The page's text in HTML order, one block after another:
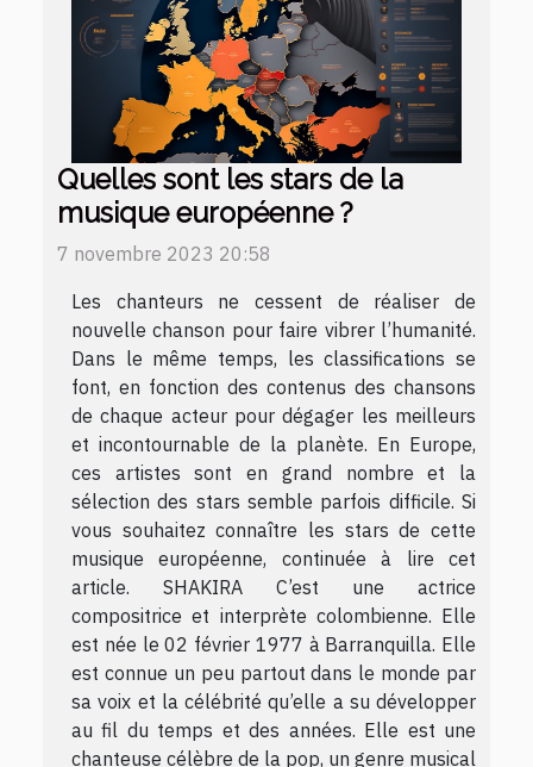
Quelles sont les stars de la
musique européenne ?
7 novembre 2023 20:58
Les chanteurs ne cessent de réaliser de
nouvelle chanson pour faire vibrer l’humanité.
Dans le même temps, les classifications se
font, en fonction des contenus des chansons
de chaque acteur pour dégager les meilleurs
et incontournable de la planète. En Europe,
ces artistes sont en grand nombre et la
sélection des stars semble parfois difficile. Si
vous souhaitez connaître les stars de cette
musique européenne, continuée à lire cet
article. SHAKIRA C’est une actrice
compositrice et interprète colombienne. Elle
est née le 02 février 1977 à Barranquilla. Elle
est connue un peu partout dans le monde par
sa voix et la célébrité qu’elle a su développer
au fil du temps et des années. Elle est une
chanteuse célèbre de la pop, un genre musical